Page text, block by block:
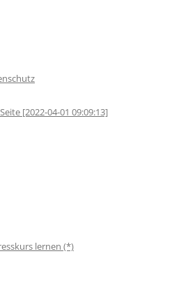
[2022-04-01 09:09:13]
lernen (*)